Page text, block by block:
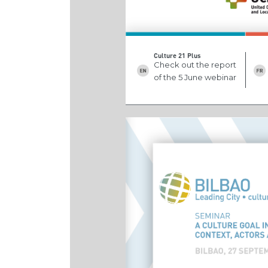
Culture 21 Plus
Check out the report
of the 5 June webinar